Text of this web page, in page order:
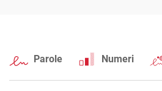
Parole Numeri